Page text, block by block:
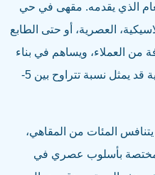
الذي يقدمه. مقهى في حي
العصرية، أو حتى الطابع
من العملاء، ويساهم في بناء
علاقة عاطفية معهم. في عام 2024، تشير التقديرات إلى أن الإنفاق على تصميم الهوية البصرية قد يمثل نسبة تتراوح بين 5-
المئات من المقاهي،
مختصة بأسلوب عصري في